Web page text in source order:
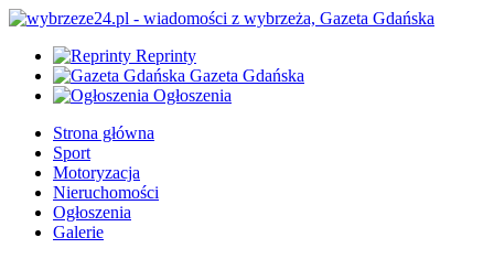
Reprinty
Gazeta Gdańska
Ogłoszenia
Strona główna
Sport
Motoryzacja
Nieruchomości
Ogłoszenia
Galerie